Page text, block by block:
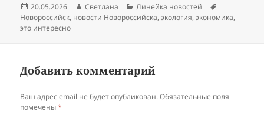
Опубликовано
20.05.2026 Автор
Светлана Рубрики
Линейка новостей
Новороссийск, новости Новороссийска,экология,экономика,
это интересно
Добавить комментарий
Ваш адрес email не будет опубликован. Обязательные поля
помечены*